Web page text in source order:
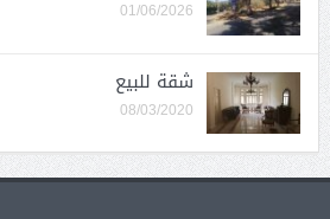
01/06/2026
شقة للبيع
08/03/2020